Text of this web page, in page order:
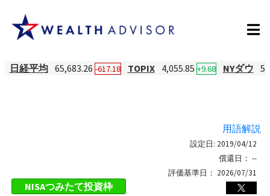
日経平均 65,683.26 -617.18 TOPIX 4,055.85 +9.68 NYダウ
用語解説
NISAつみたて投資枠
設定日: 2019/04/12
償還日： --
評価基準日： 2026/07/31